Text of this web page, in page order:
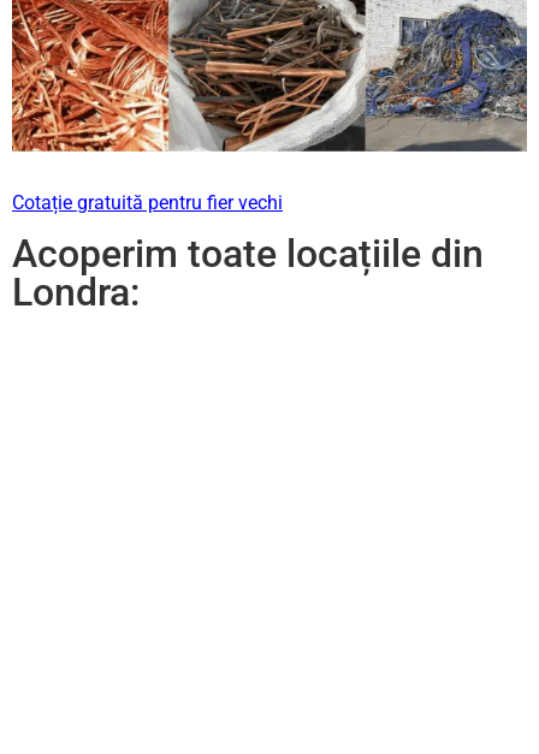
Cotație gratuită pentru fier vechi
Acoperim toate locațiile din
Londra: